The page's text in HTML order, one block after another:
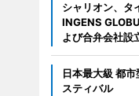
シャリオン、タ
INGENS
よび合弁会社設
日本最大級 都
スティバ